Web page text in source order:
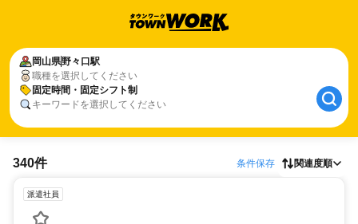
岡山県野々口駅
職種を選択してください
固定時間・固定シフト制
キーワードを選択してください
340件 条件保存 関連度順
派遣社員